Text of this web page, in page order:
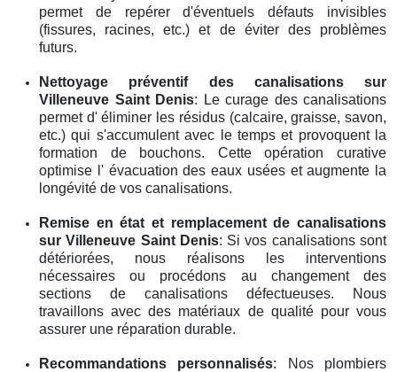
permet de repérer d'éventuels défauts invisibles
(fissures, racines, etc.) et de éviter des problèmes
futurs.
Nettoyage préventif des canalisations sur
Villeneuve Saint Denis: Le curage des canalisations
permet d' éliminer les résidus (calcaire, graisse, savon,
etc.) qui s'accumulent avec le temps et provoquent la
formation de bouchons. Cette opération curative
optimise l' évacuation des eaux usées et augmente la
longévité de vos canalisations.
Remise en état et remplacement de canalisations
sur Villeneuve Saint Denis: Si vos canalisations sont
détériorées, nous réalisons les interventions
nécessaires ou procédons au changement des
sections de canalisations défectueuses. Nous
travaillons avec des matériaux de qualité pour vous
assurer une réparation durable.
Recommandations personnalisés: Nos plombiers